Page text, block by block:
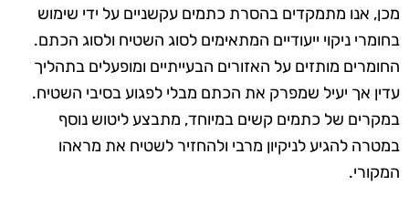
מכן, אנו מתמקדים בהסרת כתמים עקשניים על ידי שימוש
בחומרי ניקוי ייעודיים המתאימים לסוג השטיח ולסוג הכתם.
החומרים מותזים על האזורים הבעייתיים ומופעלים בתהליך
עדין אך יעיל שמפרק את הכתם מבלי לפגוע בסיבי השטיח.
במקרים של כתמים קשים במיוחד, מתבצע ליטוש נוסף
במטרה להגיע לניקיון מרבי ולהחזיר לשטיח את מראהו
המקורי.